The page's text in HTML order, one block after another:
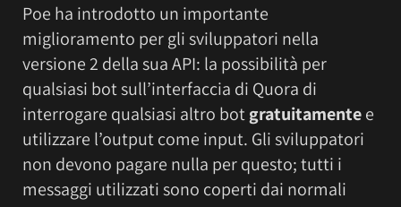
Poe ha introdotto un importante
miglioramento per gli sviluppatori nella
versione 2 della sua API: la possibilità per
qualsiasi bot sull’interfaccia di Quora di
interrogare qualsiasi altro botgratuitamentee
utilizzare l’output come input. Gli sviluppatori
non devono pagare nulla per questo; tutti i
messaggi utilizzati sono coperti dai normali